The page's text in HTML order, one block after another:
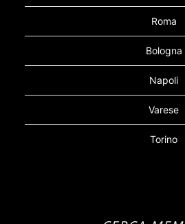
Roma
Bologna
Napoli
Varese
Torino